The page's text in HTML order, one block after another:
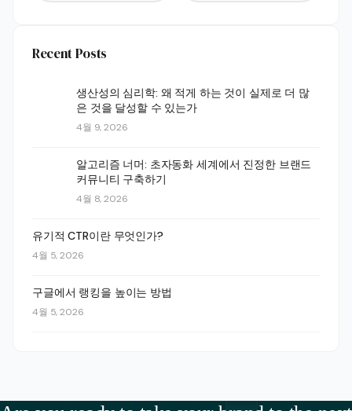
Recent Posts
생산성의 심리학: 왜 적게 하는 것이 실제로 더 많
은 것을 달성할 수 있는가
4월 9, 2026
알고리즘 너머: 초자동화 세계에서 진정한 브랜드
커뮤니티 구축하기
4월 8, 2026
유기적 CTR이란 무엇인가?
4월 5, 2026
구글에서 랭킹을 높이는 방법
4월 5, 2026